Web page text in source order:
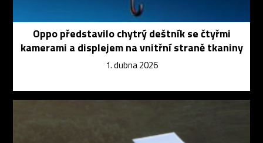
Oppo představilo chytrý deštník se čtyřmi
kamerami a displejem na vnitřní straně tkaniny
1. dubna 2026